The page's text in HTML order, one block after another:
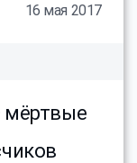
16 мая 2017
мёртвые